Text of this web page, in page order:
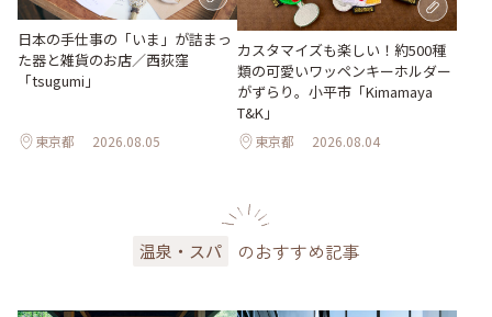
日本の手仕事の「いま」が詰まっ
た器と雑貨のお店／西荻窪
「tsugumi」
東京都 2026.08.05
カスタマイズも楽しい！約500種
類の可愛いワッペンキーホルダー
がずらり。小平市「Kimamaya
T&K」
東京都 2026.08.04
温泉・スパ のおすすめ記事